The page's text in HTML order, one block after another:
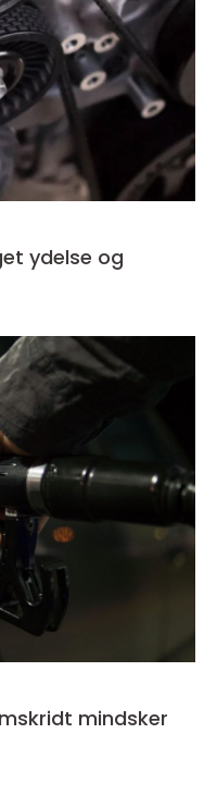
ydelse og
mindsker